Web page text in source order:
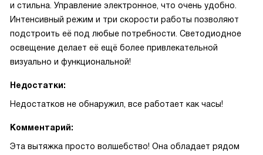
и стильна. Управление электронное, что очень удобно.
Интенсивный режим и три скорости работы позволяют
подстроить её под любые потребности. Светодиодное
освещение делает её ещё более привлекательной
визуально и функциональной!
Недостатки:
Недостатков не обнаружил, все работает как часы!
Комментарий:
Эта вытяжка просто волшебство! Она обладает рядом